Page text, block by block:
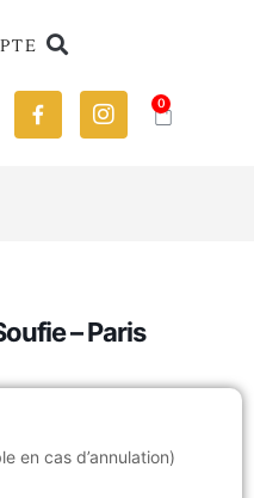
0
– Paris
en cas d’annulation)